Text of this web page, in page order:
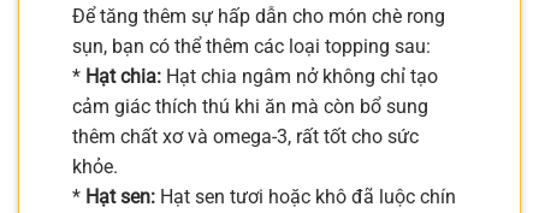
Để tăng thêm sự hấp dẫn cho món chè rong
sụn, bạn có thể thêm các loại topping sau:
* Hạt chia: Hạt chia ngâm nở không chỉ tạo
cảm giác thích thú khi ăn mà còn bổ sung
thêm chất xơ và omega-3, rất tốt cho sức
khỏe.
* Hạt sen: Hạt sen tươi hoặc khô đã luộc chín